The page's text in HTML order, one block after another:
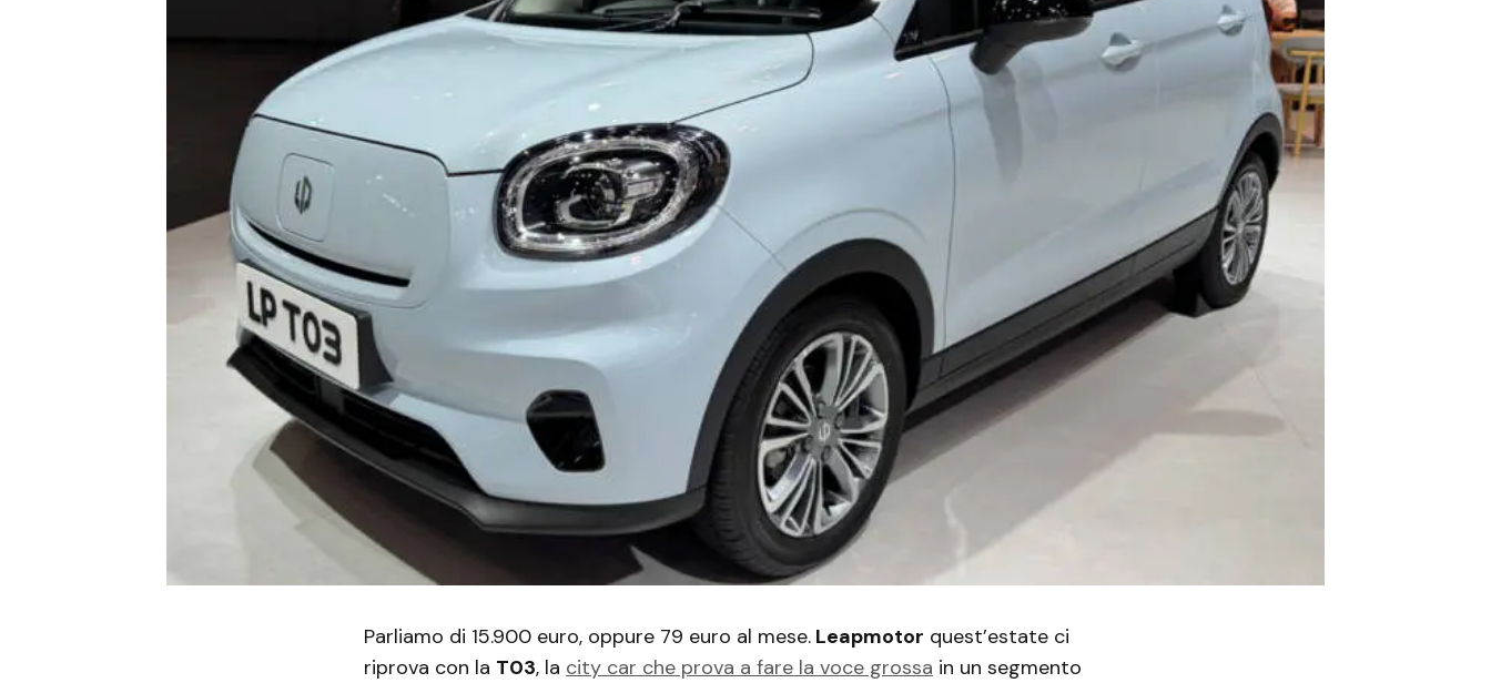
Parliamo di 15.900 euro, oppure 79 euro al mese. Leapmotor quest’estate ci
riprova con la T03, la city car che prova a fare la voce grossa in un segmento